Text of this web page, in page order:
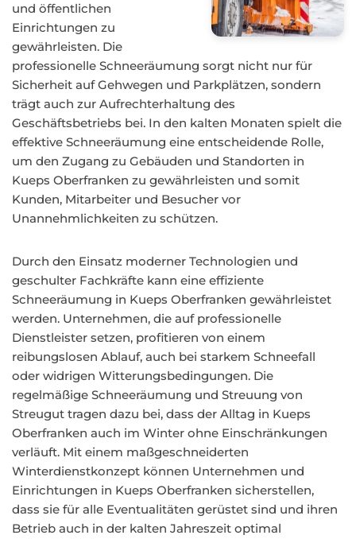
und öffentlichen
Einrichtungen zu
gewährleisten. Die
professionelle Schneeräumung sorgt nicht nur für
Sicherheit auf Gehwegen und Parkplätzen, sondern
trägt auch zur Aufrechterhaltung des
Geschäftsbetriebs bei. In den kalten Monaten spielt die
effektive Schneeräumung eine entscheidende Rolle,
um den Zugang zu Gebäuden und Standorten in
Kueps Oberfranken zu gewährleisten und somit
Kunden, Mitarbeiter und Besucher vor
Unannehmlichkeiten zu schützen.
Durch den Einsatz moderner Technologien und
geschulter Fachkräfte kann eine effiziente
Schneeräumung in Kueps Oberfranken gewährleistet
werden. Unternehmen, die auf professionelle
Dienstleister setzen, profitieren von einem
reibungslosen Ablauf, auch bei starkem Schneefall
oder widrigen Witterungsbedingungen. Die
regelmäßige Schneeräumung und Streuung von
Streugut tragen dazu bei, dass der Alltag in Kueps
Oberfranken auch im Winter ohne Einschränkungen
verläuft. Mit einem maßgeschneiderten
Winterdienstkonzept können Unternehmen und
Einrichtungen in Kueps Oberfranken sicherstellen,
dass sie für alle Eventualitäten gerüstet sind und ihren
Betrieb auch in der kalten Jahreszeit optimal